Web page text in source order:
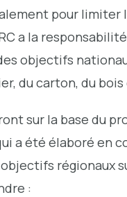
pour
a la
objectifs
du carton, du
sur la base du
a été élaboré en
régionaux
: